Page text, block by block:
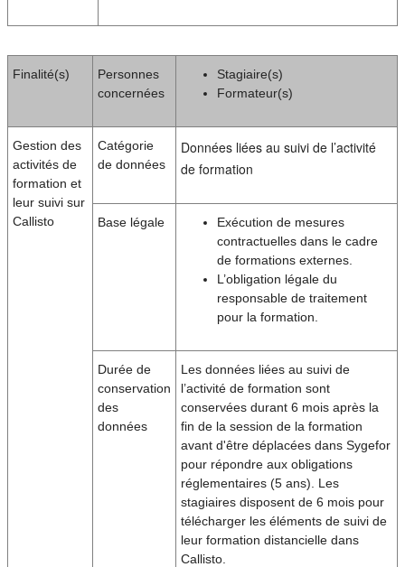
Finalité(s)
Personnes
concernées
Stagiaire(s)
Formateur(s)
Gestion des
activités de
formation et
leur suivi sur
Callisto
Catégorie
de données
Données liées au suivi de l’activité
de formation
Base légale
Exécution de mesures
contractuelles dans le cadre
de formations externes.
L’obligation légale du
responsable de traitement
pour la formation.
Durée de
conservation
des
données
Les données liées au suivi de
l’activité de formation sont
conservées durant 6 mois après la
fin de la session de la formation
avant d'être déplacées dans Sygefor
pour répondre aux obligations
réglementaires (5 ans). Les
stagiaires disposent de 6 mois pour
télécharger les éléments de suivi de
leur formation distancielle dans
Callisto.